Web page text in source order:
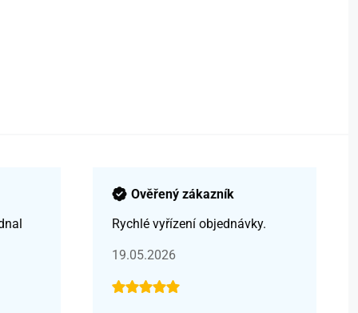
Ověřený zákazník
Rychlé vyřízení objednávky.
19.05.2026